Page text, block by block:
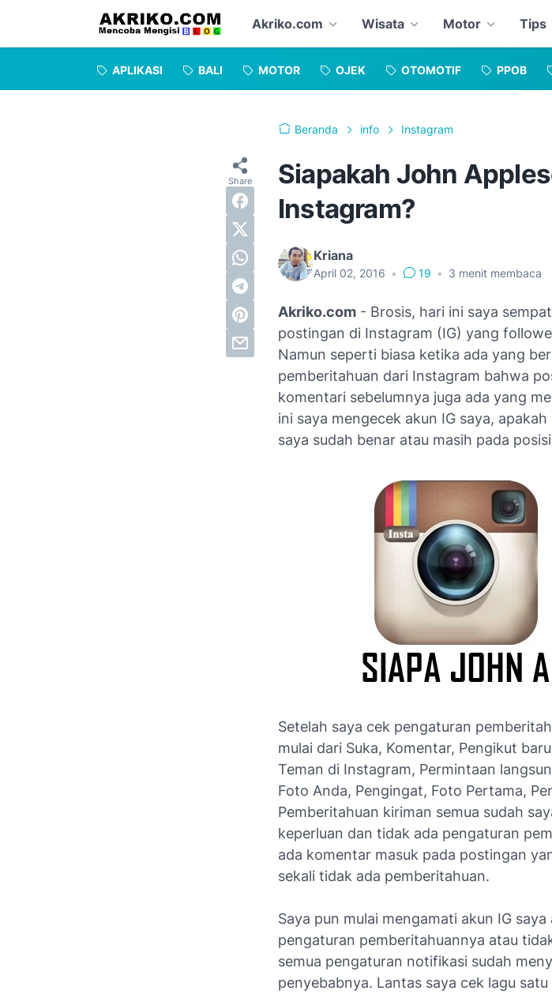
Akriko.com Wisata Motor Tips
APLIKASI BALI MOTOR OJEK OTOMOTIF PPOB
Beranda info Instagram
Siapakah John
Instagram?
Kriana
April 02, 2016 • 19 • 3 menit membaca
Akriko.com - Brosis, hari ini saya
postingan di Instagram (IG) yang
Namun seperti biasa ketika ada yang
pemberitahuan dari Instagram bahwa
komentari sebelumnya juga ada yang
ini saya mengecek akun IG saya,
saya sudah benar atau masih pada
Setelah saya cek pengaturan
mulai dari Suka, Komentar, Pengikut
Teman di Instagram, Permintaan
Foto Anda, Pengingat, Foto Pertama,
Pemberitahuan kiriman semua sudah
keperluan dan tidak ada pengaturan
ada komentar masuk pada postingan
sekali tidak ada pemberitahuan.
Saya pun mulai mengamati akun IG
pengaturan pemberitahuannya atau
semua pengaturan notifikasi sudah
penyebabnya. Lantas saya cek lagu